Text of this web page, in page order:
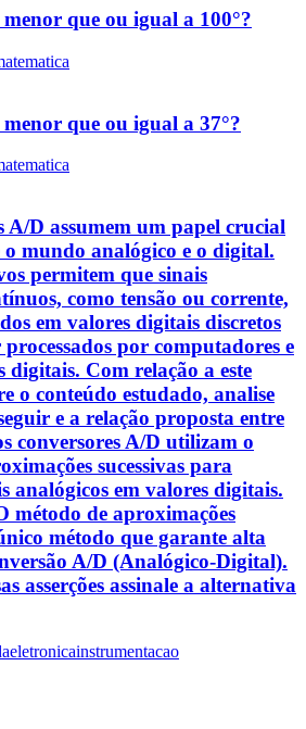
que ou igual a 100°?
que ou igual a 37°?
A/D assumem um papel crucial
o mundo analógico e o digital.
permitem que sinais
como tensão ou corrente,
em valores digitais discretos
por computadores e
digitais. Com relação a este
o conteúdo estudado, analise
e a relação proposta entre
conversores A/D utilizam o
sucessivas para
analógicos em valores digitais.
método de aproximações
método que garante alta
A/D (Analógico-Digital).
asserções assinale a alternativa
eletronicainstrumentacao